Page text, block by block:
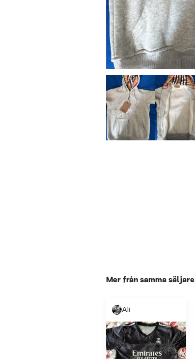
Mer från samma säljare
Ali